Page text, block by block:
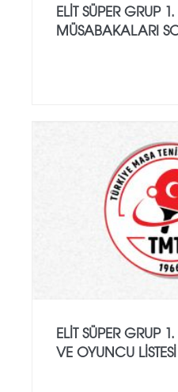
ELIT SÜPER GRUP
MÜSABAKALARI
ELIT SÜPER GRUP
VE OYUNCU